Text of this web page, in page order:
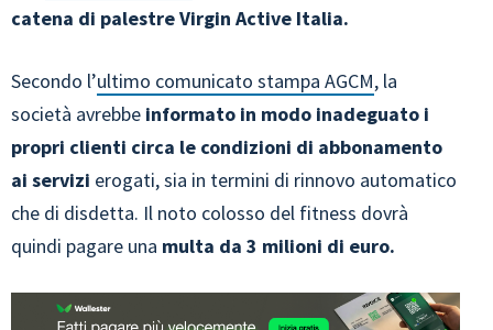
catena di palestre Virgin Active Italia.
Secondo l’ultimo comunicato stampa AGCM, la
società avrebbe informato in modo inadeguato i
propri clienti circa le condizioni di abbonamento
ai servizi erogati, sia in termini di rinnovo automatico
che di disdetta. Il noto colosso del fitness dovrà
quindi pagare una multa da 3 milioni di euro.